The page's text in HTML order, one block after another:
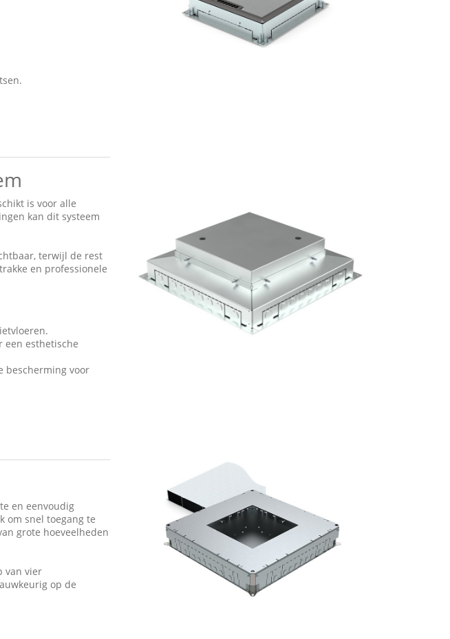
is voor alle
kan dit systeem
terwijl de rest
en professionele
een esthetische
bescherming voor
en eenvoudig
om snel toegang te
grote hoeveelheden
van vier
op de